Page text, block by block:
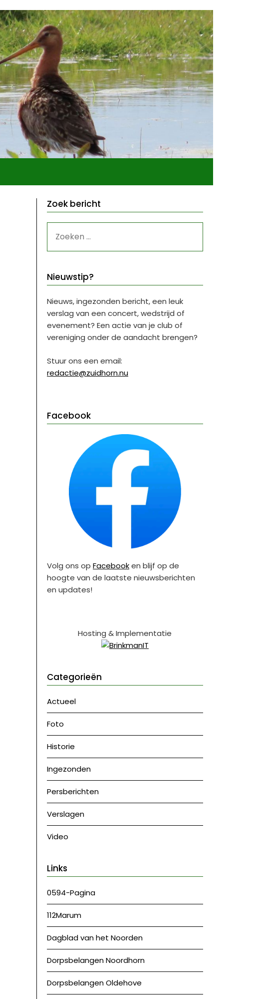
Zoek bericht
NAAR:
Nieuwstip?
Nieuws, ingezonden bericht, een leuk
verslag van een concert, wedstrijd of
evenement? Een actie van je club of
vereniging onder de aandacht brengen?
Stuur ons een email:
redactie@zuidhorn.nu
Facebook
Volg ons op Facebooken blijf op de
hoogte van de laatste nieuwsberichten
en updates!
Hosting & Implementatie
Categorieën
Actueel
Foto
Historie
Ingezonden
Persberichten
Verslagen
Video
Links
0594-Pagina
112Marum
Dagblad van het Noorden
Dorpsbelangen Noordhorn
Dorpsbelangen Oldehove